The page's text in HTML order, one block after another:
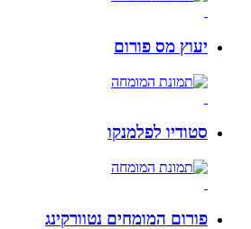
יעוץ מס פורום
סטודיו לפלמנקו
פורום המומחים נטוורקינג